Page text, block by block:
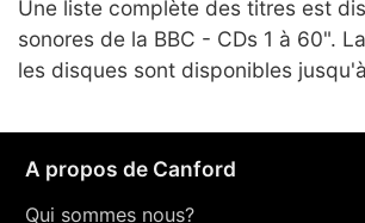
Une liste complète des titres est
sonores de la BBC - CDs 1 à 60".
les disques sont disponibles
A propos de Canford
Qui sommes nous?